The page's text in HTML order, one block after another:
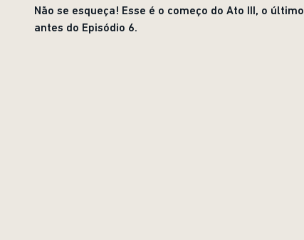
Não se esqueça! Esse é o começo do Ato III, o último
antes do Episódio 6.